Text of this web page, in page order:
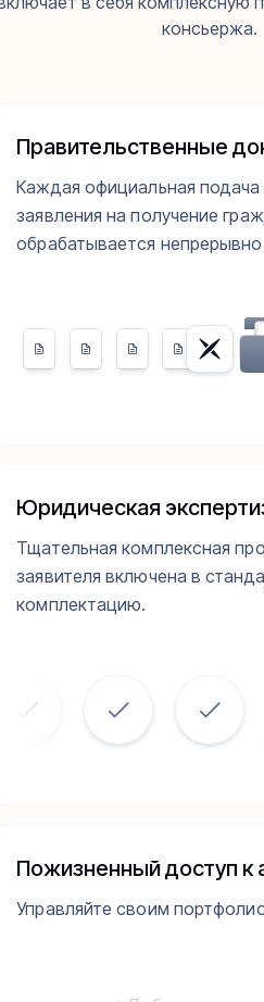
консьержа.
Правительственные
Каждая официальная
заявления на получение
обрабатывается
Юридическая
Тщательная комплексная
заявителя включена в
комплектацию.
Пожизненный доступ к
Управляйте своим